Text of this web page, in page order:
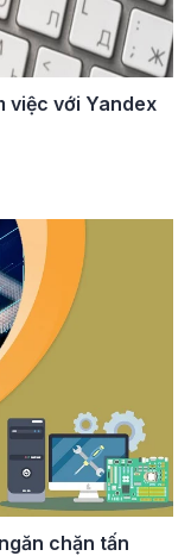
việc với Yandex
chặn tấn